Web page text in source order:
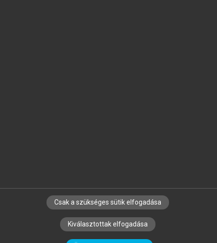
SZERZŐKNEK CÉGEKNEK KÖNYVTÁROSOKNAK
SZERKESZTÉSI ÉS LEKTORÁLÁSI ALAPELVEK
Csak a szükséges sütik elfogadása
Kiválasztottak elfogadása